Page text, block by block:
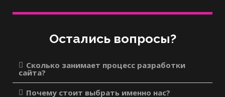
Остались вопросы?
Сколько занимает процесс разработки
сайта?
Почему стоит выбрать именно нас?